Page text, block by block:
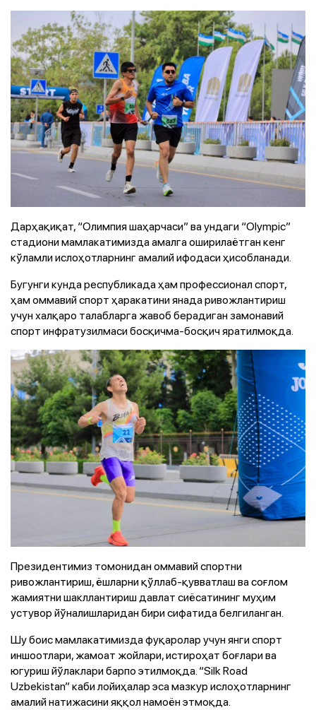
Дарҳақиқат, “Олимпия шаҳарчаси” ва ундаги “Olympic”
стадиони мамлакатимизда амалга оширилаётган кенг
кўламли ислоҳотларнинг амалий ифодаси ҳисобланади.
Бугунги кунда республикада ҳам профессионал спорт,
ҳам оммавий спорт ҳаракатини янада ривожлантириш
учун халқаро талабларга жавоб берадиган замонавий
спорт инфратузилмаси босқичма-босқич яратилмоқда.
Президентимиз томонидан оммавий спортни
ривожлантириш, ёшларни қўллаб-қувватлаш ва соғлом
жамиятни шакллантириш давлат сиёсатининг муҳим
устувор йўналишларидан бири сифатида белгиланган.
Шу боис мамлакатимизда фуқаролар учун янги спорт
иншоотлари, жамоат жойлари, истироҳат боғлари ва
югуриш йўлаклари барпо этилмоқда. “Silk Road
Uzbekistan” каби лойиҳалар эса мазкур ислоҳотларнинг
амалий натижасини яққол намоён этмоқда.